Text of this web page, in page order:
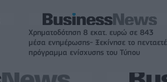
Χρηματοδότηση 8 εκατ. ευρώ σε 843
μέσα ενημέρωσης- Ξεκίνησε το
πρόγραμμα ενίσχυσης του Τύπου